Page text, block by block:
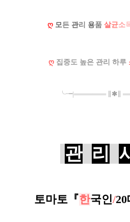
ღ 모든 관리 용품 살균소
ღ 집중도 높은 관리 하루
╰╼|═══════ ✱∥ ═
관 리
토마토『한국인/20